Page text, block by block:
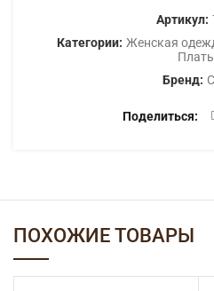
Артикул:
Категории: Женская
Бренд:
Поделиться
ПОХОЖИЕ ТОВАРЫ